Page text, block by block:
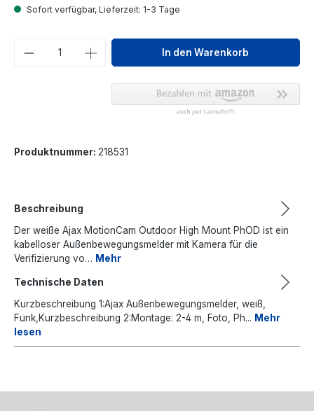
Sofort verfügbar, Lieferzeit: 1-3 Tage
Produkt Anzahl: Gib denIn den Warenkorb
Produktnummer: 218531
Beschreibung
Der weiße Ajax MotionCam Outdoor High Mount PhOD ist ein
kabelloser Außenbewegungsmelder mit Kamera für die
Verifizierung vo… Mehr
Technische Daten
Kurzbeschreibung 1:Ajax Außenbewegungsmelder, weiß,
Funk,Kurzbeschreibung 2:Montage: 2-4 m, Foto, Ph... Mehr
lesen